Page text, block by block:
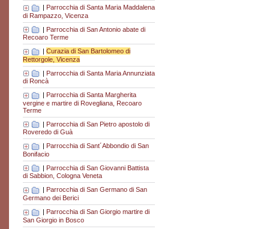
| Parrocchia di Santa Maria Maddalena
di Rampazzo, Vicenza
| Parrocchia di San Antonio abate di
Recoaro Terme
| Curazia di San Bartolomeo di
Rettorgole, Vicenza
| Parrocchia di Santa Maria Annunziata
di Roncà
Parrocchia di Santa Margherita
vergine e martire di Rovegliana, Recoaro
Terme
| Parrocchia di San Pietro apostolo di
Roveredo di Guà
Parrocchia di Sant´Abbondio di San
Bonifacio
| Parrocchia di San Giovanni Battista
di Sabbion, Cologna Veneta
Parrocchia di San Germano di San
Germano dei Berici
| Parrocchia di San Giorgio martire di
San Giorgio in Bosco